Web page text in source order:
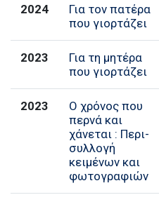
2024
Για τον πατέρα
που γιορτάζει
2023
Για τη μητέρα
που γιορτάζει
2023
Ο χρόνος που
περνά και
χάνεται : Περι-
συλλογή
κειμένων και
φωτογραφιών